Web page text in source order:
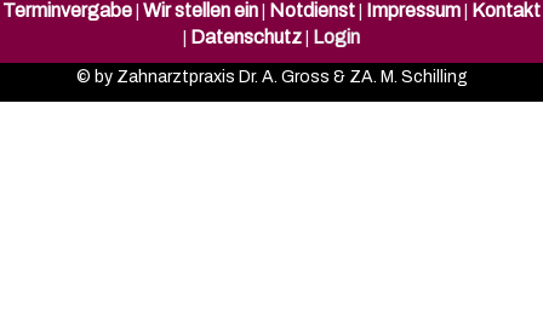
Terminvergabe Wir stellen ein Notdienst Impressum Kontakt
Datenschutz Login
© by Zahnarztpraxis Dr. A. Gross & ZA. M. Schilling